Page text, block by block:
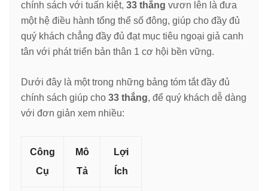
chính sách với tuấn kiệt, 33 thắng vươn lên là đưa
một hệ điều hành tổng thể số đông, giúp cho đầy đủ
quý khách chẳng đầy đủ đạt mục tiêu ngoại giả canh
tân với phát triển bản thân 1 cơ hội bền vững.
Dưới đây là một trong những bảng tóm tắt đầy đủ
chính sách giúp cho 33 thắng, để quý khách dễ dàng
với đơn giản xem nhiều:
Công
Cụ
Mô
Tả
Lợi
Ích